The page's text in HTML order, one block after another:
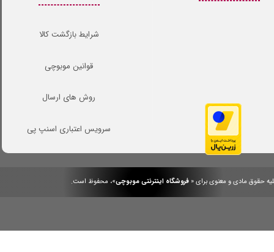
حقوق مادی و معنوی برای «فروشگاه اینترنتی موبوچی»، محفوظ است.
شرایط بازگشت کالا
قوانین موبوچی
روش های ارسال
سرویس اعتباری اسنپ پی